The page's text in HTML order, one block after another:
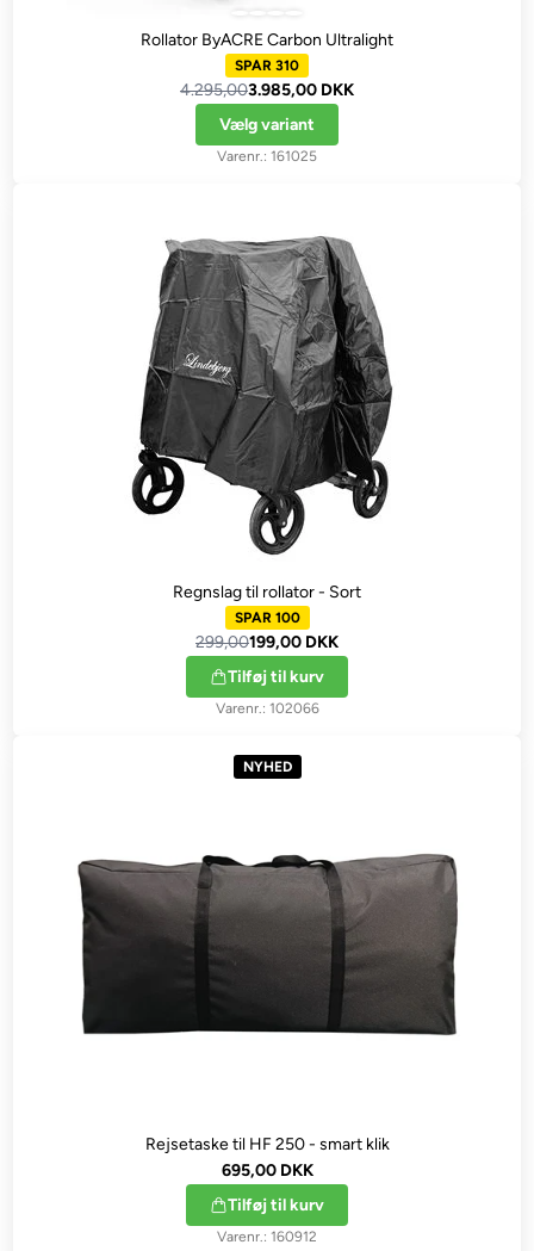
Rollator ByACRE Carbon Ultralight
SPAR 310
4.295,003.985,00 DKK
Vælg variant
161025
Regnslag til rollator - Sort
SPAR 100
299,00199,00 DKK
Tilføj til kurv
102066
NYHED
Rejsetaske til HF 250 - smart klik
695,00 DKK
Tilføj til kurv
160912